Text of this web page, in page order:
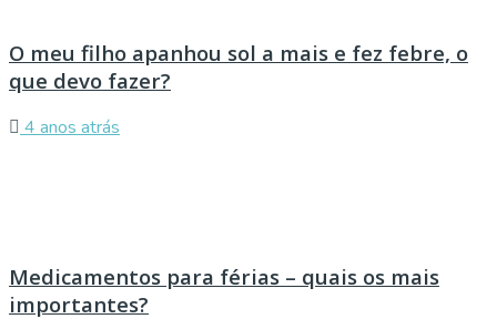
O meu filho apanhou sol a mais e fez febre, o
que devo fazer?
4 anos atrás
Medicamentos para férias – quais os mais
importantes?